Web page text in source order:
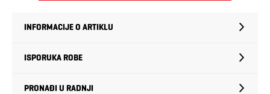
INFORMACIJE O ARTIKLU
ISPORUKA ROBE
PRONAĐI U RADNJI